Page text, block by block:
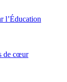
l’Éducation
de cœur